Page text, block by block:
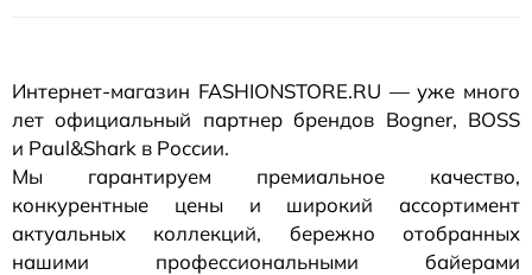
Интернет-магазин FASHIONSTORE.RU — уже много
лет официальный партнер брендов Bogner, BOSS
и Paul&Shark в России.
Мы гарантируем премиальное качество,
конкурентные цены и широкий ассортимент
актуальных коллекций, бережно отобранных
нашими профессиональными байерами